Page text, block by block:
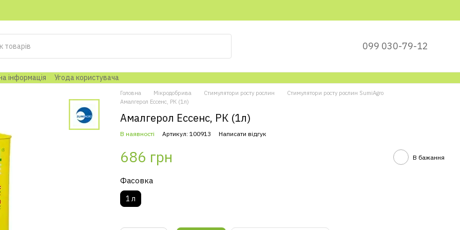
099 030-79-12
інформація Угода користувача
Головна Мікродобрива Стимулятори росту рослин
Стимулятори росту рослин SumiAgro
Амалгерол Ессенс, РК (1л)
Амалгерол Ессенс, РК (1л)
В наявності Артикул: 100913 Написати відгук
686 грн В бажання
Фасовка
1 л